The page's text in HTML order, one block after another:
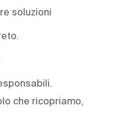
soluzioni
che ricopriamo,